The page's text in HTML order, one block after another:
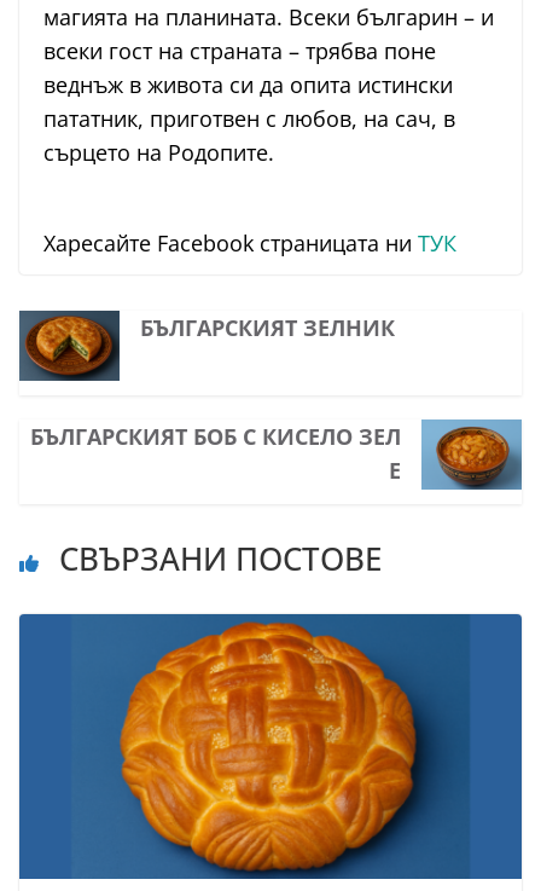
магията на планината. Всеки българин – и
всеки гост на страната – трябва поне
веднъж в живота си да опита истински
пататник, приготвен с любов, на сач, в
сърцето на Родопите.
Харесайте Facebook страницата ни ТУК
БЪЛГАРСКИЯТ ЗЕЛНИК
БЪЛГАРСКИЯТ БОБ С КИСЕЛО ЗЕЛ
Е
СВЪРЗАНИ ПОСТОВЕ